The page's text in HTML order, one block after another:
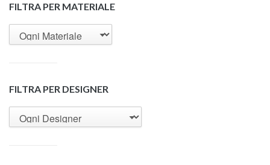
FILTRA PER MATERIALE
FILTRA PER DESIGNER